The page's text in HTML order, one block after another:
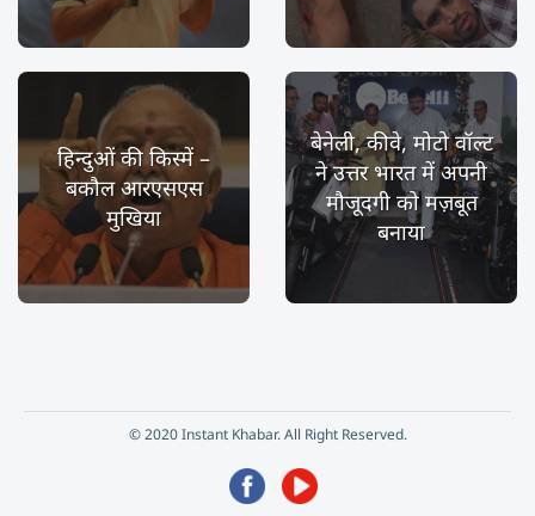
हिन्दुओं की किस्में –
बकौल आरएसएस
मुखिया
बेनेली, कीवे, मोटो वॉल्ट
ने उत्तर भारत में अपनी
मौजूदगी को मज़बूत
बनाया
© 2020 Instant Khabar. All Right Reserved.